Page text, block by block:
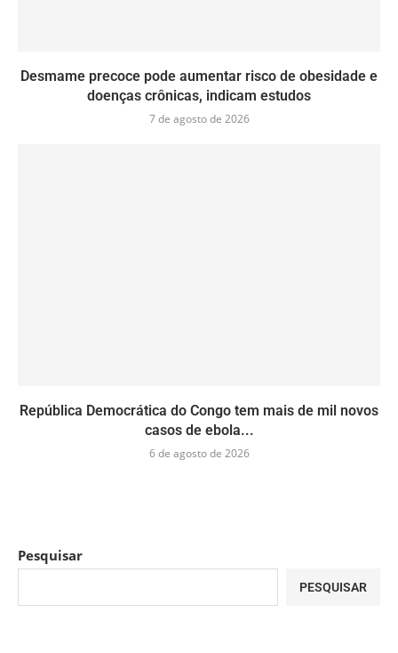
Desmame precoce pode aumentar risco de obesidade e
doenças crônicas, indicam estudos
7 de agosto de 2026
República Democrática do Congo tem mais de mil novos
casos de ebola...
6 de agosto de 2026
Pesquisar
PESQUISAR